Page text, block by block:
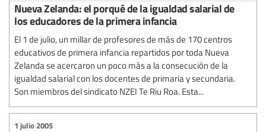
Nueva Zelanda: el porqué de la igualdad salarial de
los educadores de la primera infancia
El 1 de julio, un millar de profesores de más de 170 centros
educativos de primera infancia repartidos por toda Nueva
Zelanda se acercaron un poco más a la consecución de la
igualdad salarial con los docentes de primaria y secundaria.
Son miembros del sindicato NZEI Te Riu Roa. Esta...
1 julio 2005